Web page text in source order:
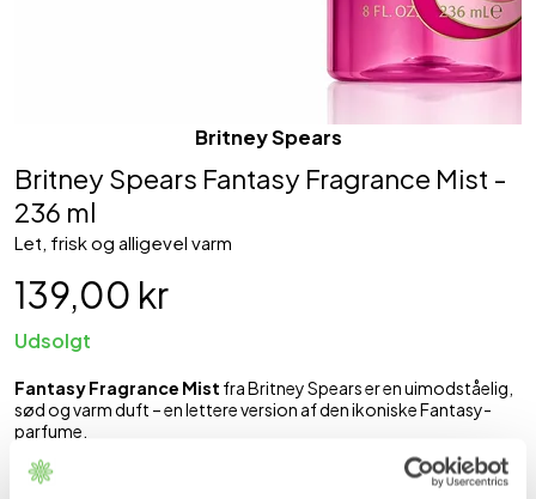
Britney Spears
Britney Spears Fantasy Fragrance Mist -
236 ml
Let, frisk og alligevel varm
139,00 kr
Udsolgt
Fantasy Fragrance Mist fra Britney Spears er en uimodståelig,
sød og varm duft – en lettere version af den ikoniske Fantasy-
parfume.
Duftnoter